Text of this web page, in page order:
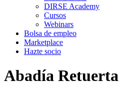
DIRSE Academy
Cursos
Webinars
Bolsa de empleo
Marketplace
Hazte socio
Abadía Retuerta